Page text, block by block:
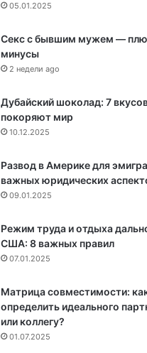
05.01.2025
Секс с бывшим мужем —
минусы
2 недели ago
Дубайский шоколад: 7
покоряют мир
10.12.2025
Развод в Америке для
важных юридических
09.01.2025
Режим труда и отдыха
США: 8 важных правил
07.01.2025
Матрица совместимости:
определить идеального
или коллегу?
01.07.2025